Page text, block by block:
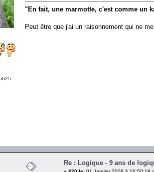
"En fait, une marmotte, c'est comme un
Peut être que j'ai un raisonnement qui ne
Re : Logique - 9 ans de